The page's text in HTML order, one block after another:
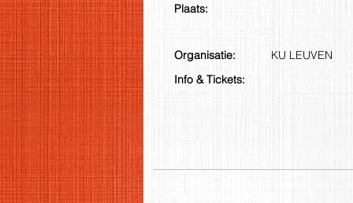
Plaats:
Organisatie:
Info & Tickets:
KU LEUVEN